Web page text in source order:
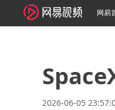
网易
2026-06-05